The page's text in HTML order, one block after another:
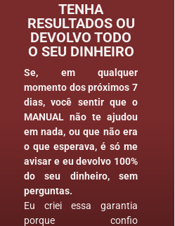
TENHA
RESULTADOS OU
DEVOLVO TODO
O SEU DINHEIRO
Se, em qualquer
momento dos próximos 7
dias, você sentir que o
MANUAL não te ajudou
em nada, ou que não era
o que esperava, é só me
avisar e eu devolvo 100%
do seu dinheiro, sem
perguntas.
Eu criei essa garantia
porque confio